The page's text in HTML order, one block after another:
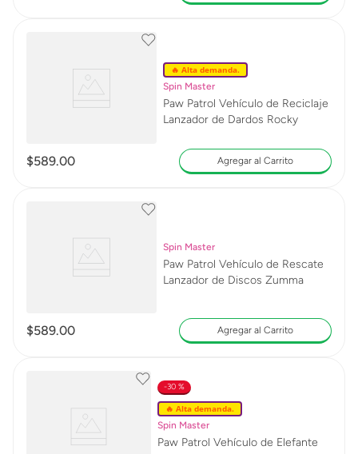
🔥 Alta demanda.
Spin Master
Paw Patrol Vehículo de Reciclaje
Lanzador de Dardos Rocky
$589.00 Agregar al Carrito
Spin Master
Paw Patrol Vehículo de Rescate
Lanzador de Discos Zumma
$589.00 Agregar al Carrito
30 %
🔥 Alta demanda.
Spin Master
Paw Patrol Vehículo de Elefante